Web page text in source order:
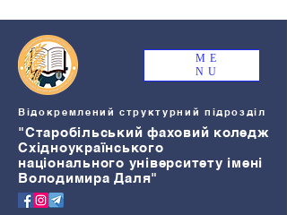
ME
NU
Відокремлений структурний підрозділ
"Старобільський фаховий коледж
Східноукраїнського
національного університету імені
Володимира Даля"